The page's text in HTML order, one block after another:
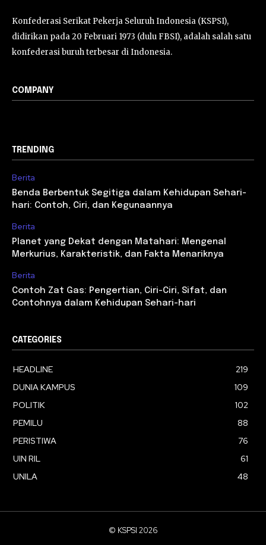
Konfederasi Serikat Pekerja Seluruh Indonesia (KSPSI),
didirikan pada 20 Februari 1973 (dulu FBSI), adalah salah satu
konfederasi buruh terbesar di Indonesia.
COMPANY
TRENDING
Berita
Benda Berbentuk Segitiga dalam Kehidupan Sehari-
hari: Contoh, Ciri, dan Kegunaannya
Berita
Planet yang Dekat dengan Matahari: Mengenal
Merkurius, Karakteristik, dan Fakta Menariknya
Berita
Contoh Zat Gas: Pengertian, Ciri-Ciri, Sifat, dan
Contohnya dalam Kehidupan Sehari-hari
CATEGORIES
HEADLINE
219
DUNIA KAMPUS
109
POLITIK
102
PEMILU
88
PERISTIWA
76
UIN RIL
61
UNILA
48
© KSPSI 2026